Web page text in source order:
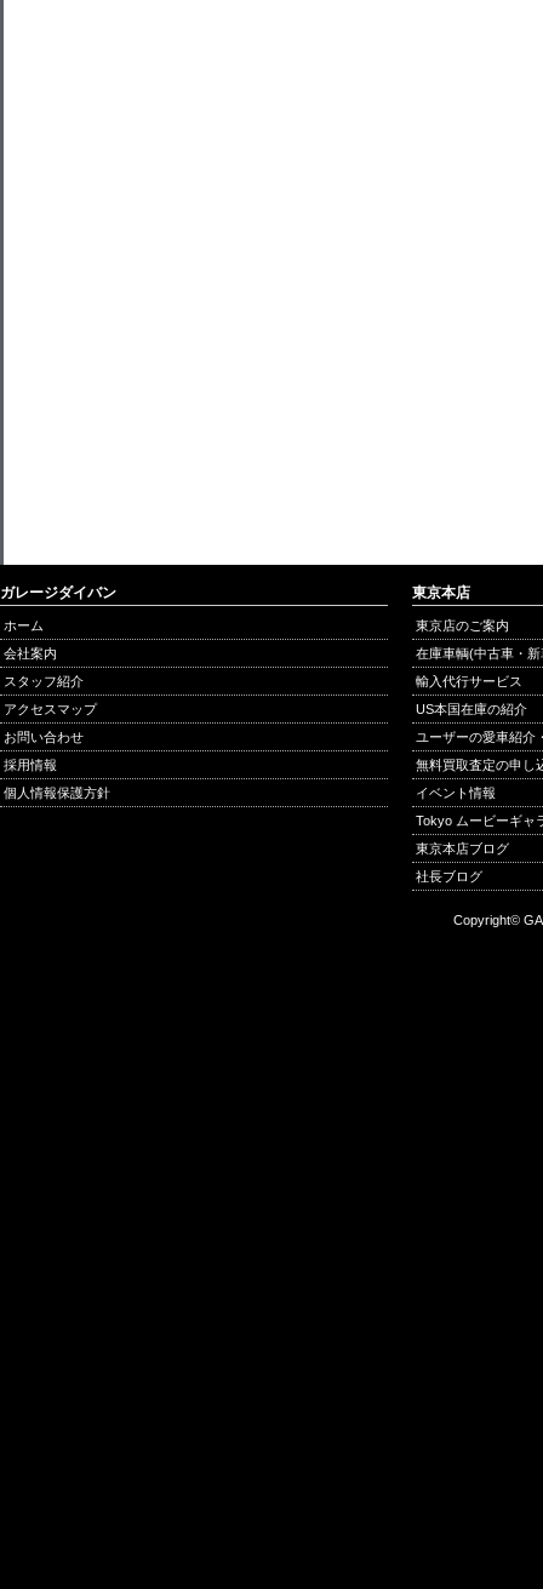
ガレージダイバン
ホーム
会社案内
スタッフ紹介
アクセスマップ
お問い合わせ
採用情報
個人情報保護方針
東京本店
東京店のご案内
在庫車輌(中古車・
輸入代行サービス
US本国在庫の紹介
ユーザーの愛車紹介
無料買取査定の申し
イベント情報
Tokyo ムービーギャ
東京本店ブログ
社長ブログ
Copyright©